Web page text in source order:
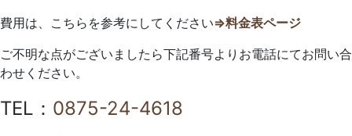
費用は、こちらを参考にしてください⇒料金表ページ
ご不明な点がございましたら下記番号よりお電話にてお問い合
わせください。
TEL： 0875-24-4618